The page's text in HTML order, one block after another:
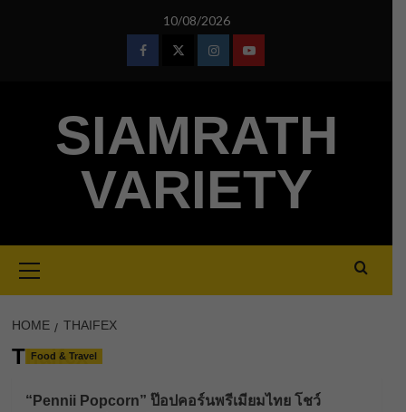
10/08/2026
FacebookTwitterInstagramYoutube
SIAMRATH
VARIETY
Menu
HOME THAIFEX
Thaifex
Food & Travel
“Pennii Popcorn” ป๊อปคอร์นพรีเมียมไทย โชว์